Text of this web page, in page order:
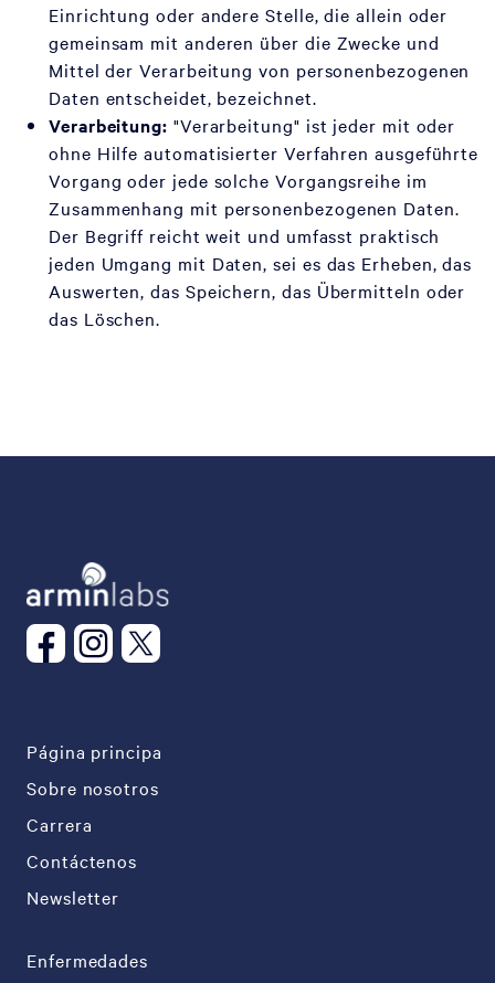
Einrichtung oder andere Stelle, die allein oder
gemeinsam mit anderen über die Zwecke und
Mittel der Verarbeitung von personenbezogenen
Daten entscheidet, bezeichnet.
Verarbeitung: "Verarbeitung" ist jeder mit oder
ohne Hilfe automatisierter Verfahren ausgeführte
Vorgang oder jede solche Vorgangsreihe im
Zusammenhang mit personenbezogenen Daten.
Der Begriff reicht weit und umfasst praktisch
jeden Umgang mit Daten, sei es das Erheben, das
Auswerten, das Speichern, das Übermitteln oder
das Löschen.
Página principa
Sobre nosotros
Carrera
Contáctenos
Newsletter
Enfermedades